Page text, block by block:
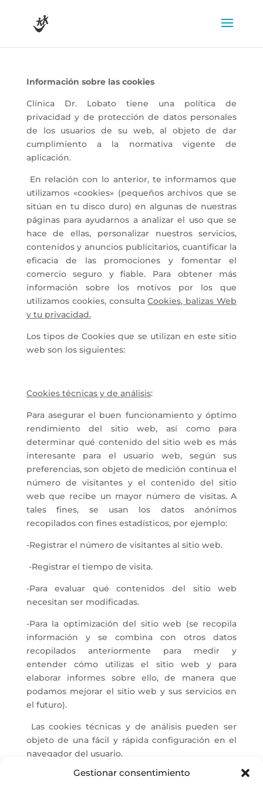
Gestionar consentimiento
Información sobre las cookies
Clínica Dr. Lobato tiene una política de
privacidad y de protección de datos personales
de los usuarios de su web, al objeto de dar
cumplimiento a la normativa vigente de
aplicación.
En relación con lo anterior, te informamos que
utilizamos «cookies» (pequeños archivos que se
sitúan en tu disco duro) en algunas de nuestras
páginas para ayudarnos a analizar el uso que se
hace de ellas, personalizar nuestros servicios,
contenidos y anuncios publicitarios, cuantificar la
eficacia de las promociones y fomentar el
comercio seguro y fiable. Para obtener más
información sobre los motivos por los que
utilizamos cookies, consultaCookies, balizas Web
y tu privacidad.
Los tipos de Cookies que se utilizan en este sitio
web son los siguientes:
Cookies técnicas y de análisis:
Para asegurar el buen funcionamiento y óptimo
rendimiento del sitio web, así como para
determinar qué contenido del sitio web es más
interesante para el usuario web, según sus
preferencias, son objeto de medición continua el
número de visitantes y el contenido del sitio
web que recibe un mayor número de visitas. A
tales fines, se usan los datos anónimos
recopilados con fines estadísticos, por ejemplo:
-Registrar el número de visitantes al sitio web.
-Registrar el tiempo de visita.
-Para evaluar qué contenidos del sitio web
necesitan ser modificadas.
-Para la optimización del sitio web (se recopila
información y se combina con otros datos
recopilados anteriormente para medir y
entender cómo utilizas el sitio web y para
elaborar informes sobre ello, de manera que
podamos mejorar el sitio web y sus servicios en
el futuro).
Las cookies técnicas y de análisis pueden ser
objeto de una fácil y rápida configuración en el
navegador del usuario.
El usuario del sitio web que quiera deshabilitar